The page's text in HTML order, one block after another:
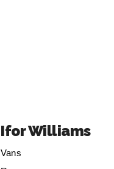
Ifor Williams
Vans